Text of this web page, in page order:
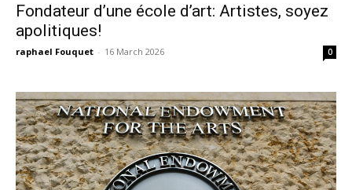
Fondateur d’une école d’art: Artistes, soyez
apolitiques!
raphael Fouquet - 16 March 2026 0